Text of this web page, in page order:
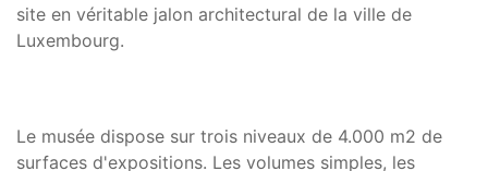
site en véritable jalon architectural de la ville de
Luxembourg.
Le musée dispose sur trois niveaux de 4.000 m2 de
surfaces d'expositions. Les volumes simples, les